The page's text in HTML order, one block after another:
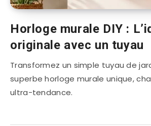
Horloge murale DIY :
originale avec un tuyau
Transformez un simple tuyau de
superbe horloge murale unique,
ultra-tendance.